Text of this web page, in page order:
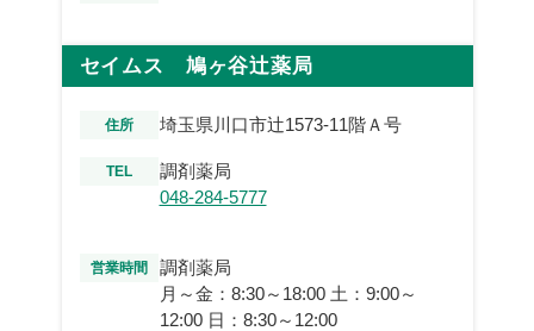
セイムス 鳩ヶ谷辻薬局
住所 埼玉県川口市辻1573-11階Ａ号
TEL
調剤薬局
048-284-5777
営業時間
調剤薬局
月～金：8:30～18:00 土：9:00～
12:00 日：8:30～12:00